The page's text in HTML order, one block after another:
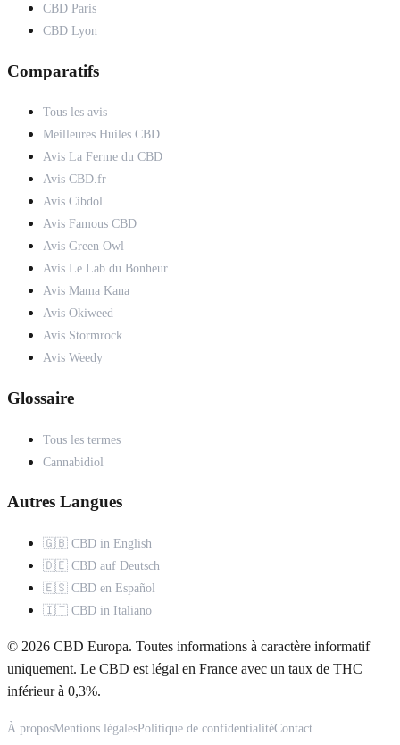
CBD Paris
CBD Lyon
Comparatifs
Tous les avis
Meilleures Huiles CBD
Avis La Ferme du CBD
Avis CBD.fr
Avis Cibdol
Avis Famous CBD
Avis Green Owl
Avis Le Lab du Bonheur
Avis Mama Kana
Avis Okiweed
Avis Stormrock
Avis Weedy
Glossaire
Tous les termes
Cannabidiol
Autres Langues
🇬🇧 CBD in English
🇩🇪 CBD auf Deutsch
🇪🇸 CBD en Español
🇮🇹 CBD in Italiano
© 2026 CBD Europa. Toutes informations à caractère informatif
uniquement. Le CBD est légal en France avec un taux de THC
inférieur à 0,3%.
À proposMentions légalesPolitique de confidentialitéContact